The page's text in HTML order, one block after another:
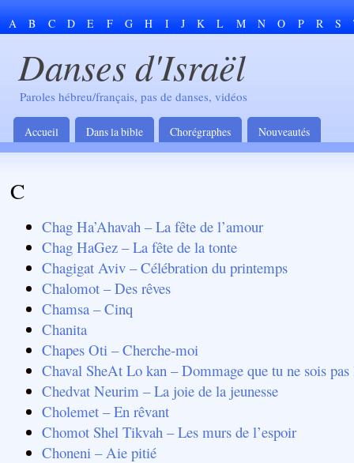
A B C D E F G H I J K L M N O P R S
Danses d'Israël
Paroles hébreu/français, pas de danses, vidéos
Accueil Dans la bible Chorégraphes Nouveautés
C
Chag Ha’Ahavah – La fête de l’amour
Chag HaGez – La fête de la tonte
Chagigat Aviv – Célébration du printemps
Chalomot – Des rêves
Chamsa – Cinq
Chanita
Chapes Oti – Cherche-moi
Chaval SheAt Lo kan – Dommage que tu ne sois pas
Chedvat Neurim – La joie de la jeunesse
Cholemet – En rêvant
Chomot Shel Tikvah – Les murs de l’espoir
Choneni – Aie pitié